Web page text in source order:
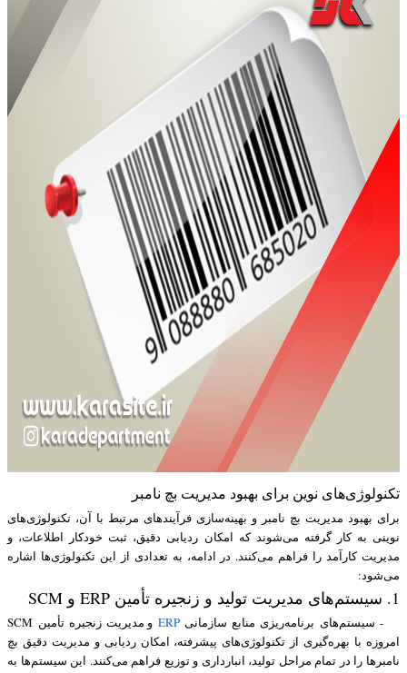
تکنولوژی‌های نوین برای بهبود مدیریت بچ نامبر
برای بهبود مدیریت بچ نامبر و بهینه‌سازی فرآیندهای مرتبط با آن، تکنولوژی‌های
نوینی به کار گرفته می‌شوند که امکان ردیابی دقیق، ثبت خودکار اطلاعات، و
مدیریت کارآمد را فراهم می‌کنند. در ادامه، به تعدادی از این تکنولوژی‌ها اشاره
می‌شود:
1. سیستم‌های مدیریت تولید و زنجیره تأمین ERP و SCM
- سیستم‌های برنامه‌ریزی منابع سازمانیERP
و مدیریت زنجیره تأمین SCM
امروزه با بهره‌گیری از تکنولوژی‌های پیشرفته، امکان ردیابی و مدیریت دقیق بچ
نامبرها را در تمام مراحل تولید، انبارداری و توزیع فراهم می‌کنند. این سیستم‌ها به